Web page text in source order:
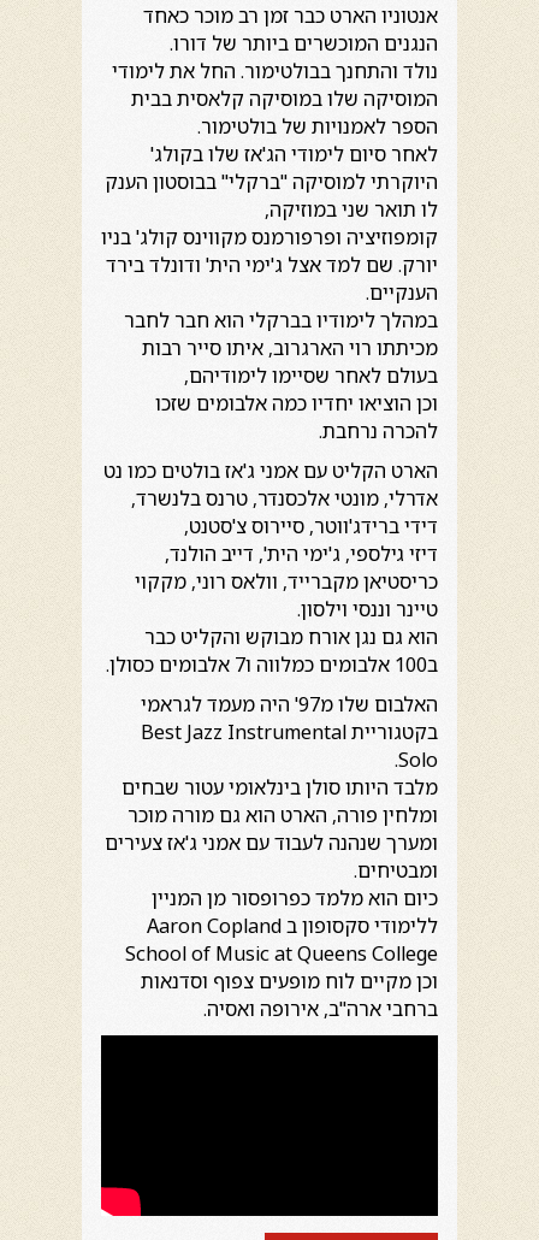
אנטוניו הארט כבר זמן רב מוכר כאחד
הנגנים המוכשרים ביותר של דורו.
נולד והתחנך בבולטימור. החל את לימודי
המוסיקה שלו במוסיקה קלאסית בבית
הספר לאמנויות של בולטימור.
לאחר סיום לימודי הג'אז שלו בקולג'
היוקרתי למוסיקה "ברקלי" בבוסטון הענק
לו תואר שני במוזיקה,
קומפוזיציה ופרפורמנס מקווינס קולג' בניו
יורק. שם למד אצל ג'ימי הית' ודונלד בירד
הענקיים.
במהלך לימודיו בברקלי הוא חבר לחבר
מכיתתו רוי הארגרוב, איתו סייר רבות
בעולם לאחר שסיימו לימודיהם,
וכן הוציאו יחדיו כמה אלבומים שזכו
להכרה נרחבת.
הארט הקליט עם אמני ג'אז בולטים כמו נט
אדרלי, מונטי אלכסנדר, טרנס בלנשרד,
דידי ברידג'ווטר, סיירוס צ'סטנט,
דיזי גילספי, ג'ימי הית', דייב הולנד,
כריסטיאן מקברייד, וולאס רוני, מקקוי
טיינר וננסי וילסון.
הוא גם נגן אורח מבוקש והקליט כבר
ב100 אלבומים כמלווה ו7 אלבומים כסולן.
האלבום שלו מ97' היה מעמד לגראמי
בקטגוריית Best Jazz Instrumental
Solo.
מלבד היותו סולן בינלאומי עטור שבחים
ומלחין פורה, הארט הוא גם מורה מוכר
ומערך שנהנה לעבוד עם אמני ג'אז צעירים
ומבטיחים.
כיום הוא מלמד כפרופסור מן המניין
ללימודי סקסופון ב Aaron Copland
School of Music at Queens College
וכן מקיים לוח מופעים צפוף וסדנאות
ברחבי ארה"ב, אירופה ואסיה.